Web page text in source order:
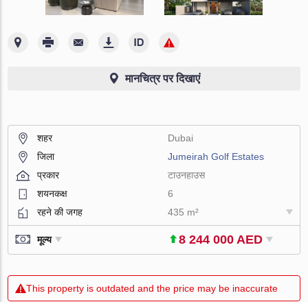
मानचित्र पर दिखाएं
शहर
Dubai
जिला
Jumeirah Golf Estates
प्रकार
टाउनहाउस
शयनकक्ष
6
रहने की जगह
435 m²
मूल्य 8 244 000 AED
This property is outdated and the price may be inaccurate